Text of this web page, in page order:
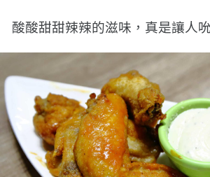
酸酸甜甜辣辣的滋味，真是讓人